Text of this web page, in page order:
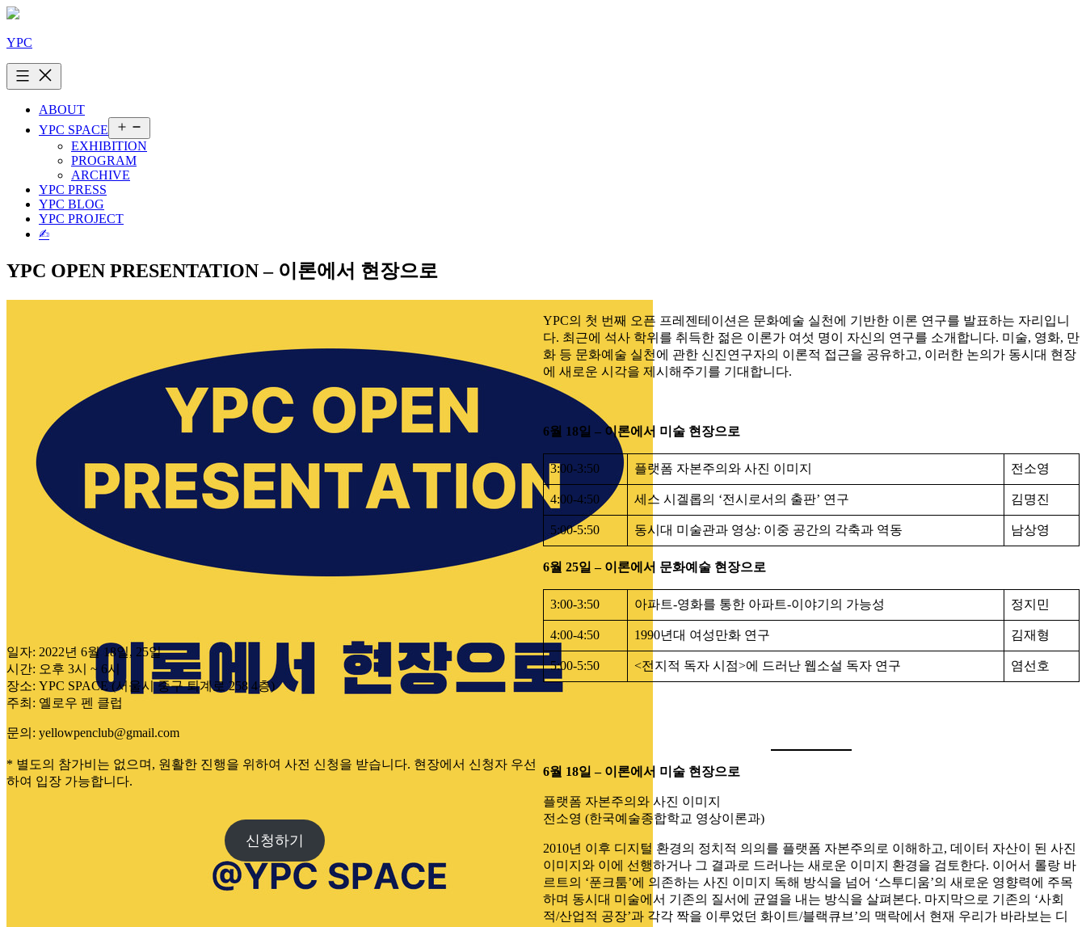
콘
츠
로
바
YPC
ABOUT
YPC SPACE
뉴
열
EXHIBITION
PROGRAM
ARCHIVE
YPC PRESS
YPC BLOG
YPC PROJECT
✍︎
YPC OPEN PRESENTATION – 이론에서 현장으로
일자: 2022년 6월 18일, 25일
시간: 오후 3시 ~ 6시
장소: YPC SPACE (서울시 중구 퇴계로 258 4층)
주최: 옐로우 펜 클럽
문의: yellowpenclub@gmail.com
* 별도의 참가비는 없으며, 원활한 진행을 위하여 사전 신청을 받습니다. 현장에서 신청자 우선
하여 입장 가능합니다.
신청하기
YPC의 첫 번째 오픈 프레젠테이션은 문화예술 실천에 기반한 이론 연구를 발표하는 자리입니
다. 최근에 석사 학위를 취득한 젊은 이론가 여섯 명이 자신의 연구를 소개합니다. 미술, 영화, 만
화 등 문화예술 실천에 관한 신진연구자의 이론적 접근을 공유하고, 이러한 논의가 동시대 현장
에 새로운 시각을 제시해주기를 기대합니다.
6월 18일 – 이론에서 미술 현장으로
3:00-3:50 플랫폼 자본주의와 사진 이미지 전소영
4:00-4:50 세스 시겔롭의 ‘전시로서의 출판’ 연구 김명진
5:00-5:50 동시대 미술관과 영상: 이중 공간의 각축과 역동 남상영
6월 25일 – 이론에서 문화예술 현장으로
3:00-3:50 아파트-영화를 통한 아파트-이야기의 가능성 정지민
4:00-4:50 1990년대 여성만화 연구 김재형
5:00-5:50 <전지적 독자 시점>에 드러난 웹소설 독자 연구 염선호
6월 18일 – 이론에서 미술 현장으로
플랫폼 자본주의와 사진 이미지
전소영 (한국예술종합학교 영상이론과)
2010년 이후 디지털 환경의 정치적 의의를 플랫폼 자본주의로 이해하고, 데이터 자산이 된 사진
이미지와 이에 선행하거나 그 결과로 드러나는 새로운 이미지 환경을 검토한다. 이어서 롤랑 바
르트의 ‘푼크툼’에 의존하는 사진 이미지 독해 방식을 넘어 ‘스투디움’의 새로운 영향력에 주목
하며 동시대 미술에서 기존의 질서에 균열을 내는 방식을 살펴본다. 마지막으로 기존의 ‘사회
적/산업적 공장’과 각각 짝을 이루었던 화이트/블랙큐브’의 맥락에서 현재 우리가 바라보는 디